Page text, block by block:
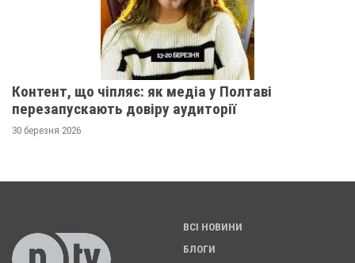
Контент, що чіпляє: як медіа у Полтаві
перезапускають довіру аудиторії
30 березня 2026
ВСІ НОВИНИ
БЛОГИ